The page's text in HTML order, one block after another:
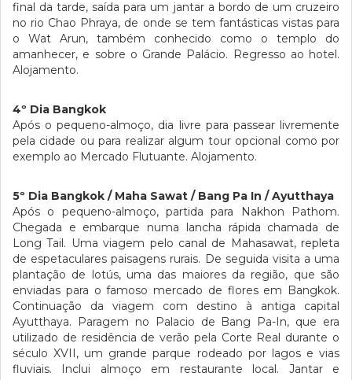
final da tarde, saída para um jantar a bordo de um cruzeiro
no rio Chao Phraya, de onde se tem fantásticas vistas para
o Wat Arun, também conhecido como o templo do
amanhecer, e sobre o Grande Palácio. Regresso ao hotel.
Alojamento.
4º Dia Bangkok
Após o pequeno-almoço, dia livre para passear livremente
pela cidade ou para realizar algum tour opcional como por
exemplo ao Mercado Flutuante. Alojamento.
5º Dia Bangkok / Maha Sawat / Bang Pa In / Ayutthaya
Após o pequeno-almoço, partida para Nakhon Pathom.
Chegada e embarque numa lancha rápida chamada de
Long Tail. Uma viagem pelo canal de Mahasawat, repleta
de espetaculares paisagens rurais. De seguida visita a uma
plantação de lotús, uma das maiores da região, que são
enviadas para o famoso mercado de flores em Bangkok.
Continuação da viagem com destino à antiga capital
Ayutthaya. Paragem no Palacio de Bang Pa-In, que era
utilizado de residência de verão pela Corte Real durante o
século XVII, um grande parque rodeado por lagos e vias
fluviais. Inclui almoço em restaurante local. Jantar e